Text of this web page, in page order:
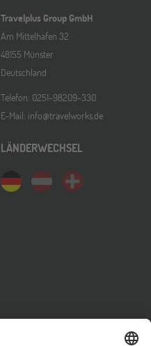
Travelplus Group GmbH
Am Mittelhafen 32
48155 Münster
Deutschland
Telefon: 0251-98209-330
E-Mail: info@travelworks.de
LÄNDERWECHSEL